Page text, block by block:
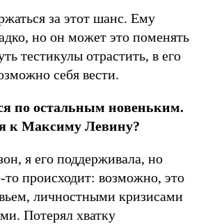
за этот шанс. Ему
но он может это поменять
тестикулы отрастить, в его
себя вести.
по остальным новеньким.
к Максиму Левину?
я его поддерживала, но
то происходит: возможно, это
личностными кризисами
Потерял хватку